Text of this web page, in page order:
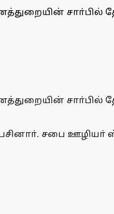
சாா்பில்
சாா்பில்
சபை